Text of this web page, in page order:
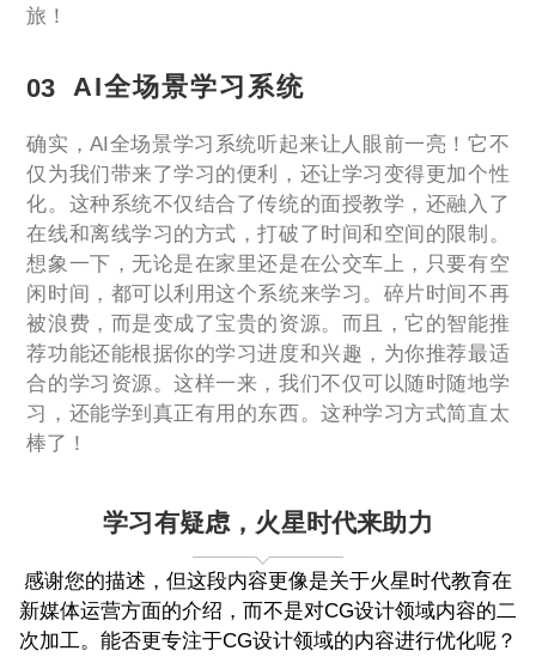
旅！
03 AI全场景学习系统
确实，AI全场景学习系统听起来让人眼前一亮！它不
仅为我们带来了学习的便利，还让学习变得更加个性
化。这种系统不仅结合了传统的面授教学，还融入了
在线和离线学习的方式，打破了时间和空间的限制。
想象一下，无论是在家里还是在公交车上，只要有空
闲时间，都可以利用这个系统来学习。碎片时间不再
被浪费，而是变成了宝贵的资源。而且，它的智能推
荐功能还能根据你的学习进度和兴趣，为你推荐最适
合的学习资源。这样一来，我们不仅可以随时随地学
习，还能学到真正有用的东西。这种学习方式简直太
棒了！
学习有疑虑，火星时代来助力
感谢您的描述，但这段内容更像是关于火星时代教育在
新媒体运营方面的介绍，而不是对CG设计领域内容的二
次加工。能否更专注于CG设计领域的内容进行优化呢？